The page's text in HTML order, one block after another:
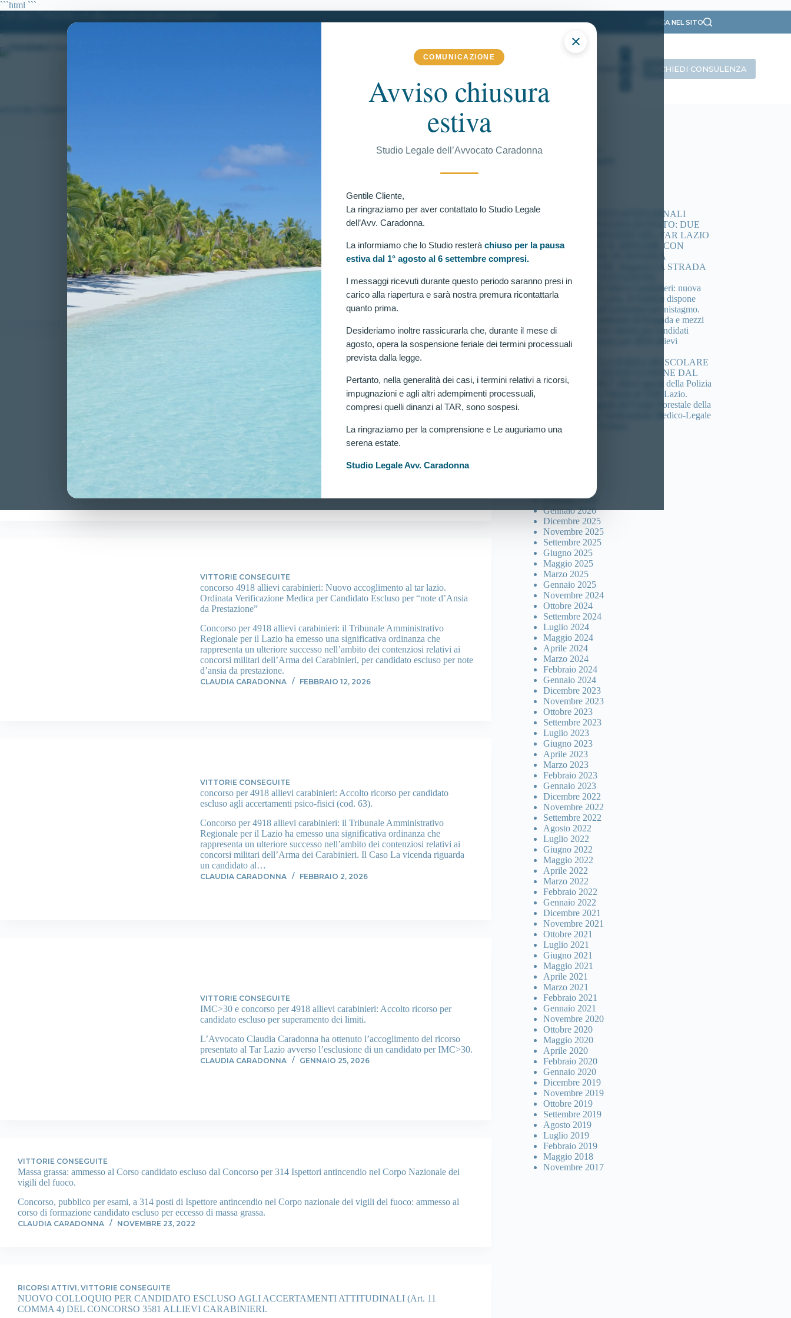
```html
×
COMUNICAZIONE
Avviso chiusura
estiva
Studio Legale dell’Avvocato Caradonna
Gentile Cliente,
La ringraziamo per aver contattato lo Studio Legale
dell’Avv. Caradonna.
La informiamo che lo Studio resterà chiuso per la pausa
estiva dal 1° agosto al 6 settembre compresi.
I messaggi ricevuti durante questo periodo saranno presi in
carico alla riapertura e sarà nostra premura ricontattarla
quanto prima.
Desideriamo inoltre rassicurarla che, durante il mese di
agosto, opera la sospensione feriale dei termini processuali
prevista dalla legge.
Pertanto, nella generalità dei casi, i termini relativi a ricorsi,
impugnazioni e agli altri adempimenti processuali,
compresi quelli dinanzi al TAR, sono sospesi.
La ringraziamo per la comprensione e Le auguriamo una
serena estate.
Studio Legale Avv. Caradonna
```
contenuto
CERCA NEL SITO
RICHIEDI CONSULENZA
Cheratocono, sindrome di Brugada e mezzi di sintesi: 3 nuove vittorie per
candidati esclusi dal concorso per 4918 allievi carabinieri.
Il TAR Lazio dispone verificazioni mediche e riapre le porte del concorso
per 4918 allievi carabinieri: nuova serie di vittorie dell’avv. Caradonna
contro le esclusioni per inidoneità psico-fisica (Cheratocono, Sindrome di
Brugada e Presenza di Mezzi di Sintesi).
CLAUDIA CARADONNA MARZO 15, 2026
DEFICIT DELLA FORZA MUSCOLARE (HANDGRIP) ED
ESCLUSIONE DAL Concorso per 4617 allievi agenti della Polizia di
Stato: Nuova Vittoria al TAR Lazio.
Si consolida il filone giurisprudenziale favorevole ai candidati esclusi dal
concorso pubblico per 4.617 allievi agenti della Polizia di Stato. La
Sezione Prima Quater del TAR Lazio ha accolto il ricorso presentato
dall’avv. Caradonna disponendo una verificazione medica ai sensi…
CLAUDIA CARADONNA
VITTORIE CONSEGUITE
concorso 4918 allievi carabinieri: Nuovo accoglimento al tar lazio.
Ordinata Verificazione Medica per Candidato Escluso per “note d’Ansia
da Prestazione”
Concorso per 4918 allievi carabinieri: il Tribunale Amministrativo
Regionale per il Lazio ha emesso una significativa ordinanza che
rappresenta un ulteriore successo nell’ambito dei contenziosi relativi ai
concorsi militari dell’Arma dei Carabinieri, per candidato escluso per note
d’ansia da prestazione.
CLAUDIA CARADONNA FEBBRAIO 12, 2026
VITTORIE CONSEGUITE
concorso per 4918 allievi carabinieri: Accolto ricorso per candidato
escluso agli accertamenti psico-fisici (cod. 63).
Concorso per 4918 allievi carabinieri: il Tribunale Amministrativo
Regionale per il Lazio ha emesso una significativa ordinanza che
rappresenta un ulteriore successo nell’ambito dei contenziosi relativi ai
concorsi militari dell’Arma dei Carabinieri. Il Caso La vicenda riguarda
un candidato al…
CLAUDIA CARADONNA FEBBRAIO 2, 2026
VITTORIE CONSEGUITE
IMC>30 e concorso per 4918 allievi carabinieri: Accolto ricorso per
candidato escluso per superamento dei limiti.
L’Avvocato Claudia Caradonna ha ottenuto l’accoglimento del ricorso
presentato al Tar Lazio avverso l’esclusione di un candidato per IMC>30.
CLAUDIA CARADONNA GENNAIO 25, 2026
VITTORIE CONSEGUITE
Massa grassa: ammesso al Corso candidato escluso dal Concorso per 314 Ispettori antincendio nel Corpo Nazionale dei
vigili del fuoco.
Concorso, pubblico per esami, a 314 posti di Ispettore antincendio nel Corpo nazionale dei vigili del fuoco: ammesso al
corso di formazione candidato escluso per eccesso di massa grassa.
CLAUDIA CARADONNA NOVEMBRE 23, 2022
RICORSI ATTIVI, VITTORIE CONSEGUITE
NUOVO COLLOQUIO PER CANDIDATO ESCLUSO AGLI ACCERTAMENTI ATTITUDINALI (Art. 11
COMMA 4) DEL CONCORSO 3581 ALLIEVI CARABINIERI.
ACCERTAMENTI ATTITUDINALI
CONCORSI POLIZIA DI STATO: DUE
NUOVE ORDINANZE DEL TAR LAZIO
DISPONGONO IL RIESAME CON
COMMISSIONE IN DIVERSA
COMPOSIZIONE. Riaperta LA STRADA
DELLA CONTESTAZIONE.
Concorso 4.918 Allievi Carabinieri: nuova
vittoria al TAR Lazio. Il Giudice dispone
verificazione sull’esclusione per nistagmo.
Cheratocono, sindrome di Brugada e mezzi
di sintesi: 3 nuove vittorie per candidati
esclusi dal concorso per 4918 allievi
DEFICIT DELLA FORZA MUSCOLARE
(HANDGRIP) ED ESCLUSIONE DAL
Concorso per 4617 allievi agenti della Polizia
di Stato: Nuova Vittoria al TAR Lazio.
Concorso 46 agenti del Corpo Forestale della
sicilia: Ottenuta Verificazione Medico-Legale
per Candidato Escluso.
Febbraio 2026
Gennaio 2026
Dicembre 2025
Novembre 2025
Settembre 2025
Giugno 2025
Maggio 2025
Marzo 2025
Gennaio 2025
Novembre 2024
Ottobre 2024
Settembre 2024
Luglio 2024
Maggio 2024
Aprile 2024
Marzo 2024
Febbraio 2024
Gennaio 2024
Dicembre 2023
Novembre 2023
Ottobre 2023
Settembre 2023
Luglio 2023
Giugno 2023
Aprile 2023
Marzo 2023
Febbraio 2023
Gennaio 2023
Dicembre 2022
Novembre 2022
Settembre 2022
Agosto 2022
Luglio 2022
Giugno 2022
Maggio 2022
Aprile 2022
Marzo 2022
Febbraio 2022
Gennaio 2022
Dicembre 2021
Novembre 2021
Ottobre 2021
Luglio 2021
Giugno 2021
Maggio 2021
Aprile 2021
Marzo 2021
Febbraio 2021
Gennaio 2021
Novembre 2020
Ottobre 2020
Maggio 2020
Aprile 2020
Febbraio 2020
Gennaio 2020
Dicembre 2019
Novembre 2019
Ottobre 2019
Settembre 2019
Agosto 2019
Luglio 2019
Febbraio 2019
Maggio 2018
Novembre 2017